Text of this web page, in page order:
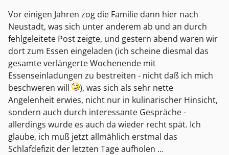
Vor einigen Jahren zog die Familie dann hier nach
Neustadt, was sich unter anderem ab und an durch
fehlgeleitete Post zeigte, und gestern abend waren wir
dort zum Essen eingeladen (ich scheine diesmal das
gesamte verlängerte Wochenende mit
Essenseinladungen zu bestreiten - nicht daß ich mich
beschweren will
), was sich als sehr nette
Angelenheit erwies, nicht nur in kulinarischer Hinsicht,
sondern auch durch interessante Gespräche -
allerdings wurde es auch da wieder recht spät. Ich
glaube, ich muß jetzt allmählich erstmal das
Schlafdefizit der letzten Tage aufholen …